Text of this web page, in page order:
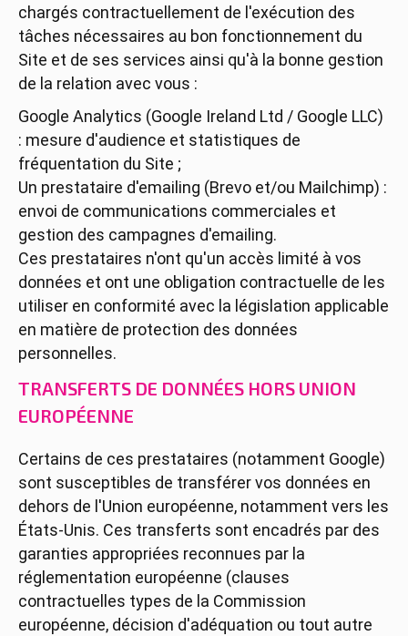
chargés contractuellement de l'exécution des
tâches nécessaires au bon fonctionnement du
Site et de ses services ainsi qu'à la bonne gestion
de la relation avec vous :
Google Analytics (Google Ireland Ltd / Google LLC)
: mesure d'audience et statistiques de
fréquentation du Site ;
Un prestataire d'emailing (Brevo et/ou Mailchimp) :
envoi de communications commerciales et
gestion des campagnes d'emailing.
Ces prestataires n'ont qu'un accès limité à vos
données et ont une obligation contractuelle de les
utiliser en conformité avec la législation applicable
en matière de protection des données
personnelles.
TRANSFERTS DE DONNÉES HORS UNION
EUROPÉENNE
Certains de ces prestataires (notamment Google)
sont susceptibles de transférer vos données en
dehors de l'Union européenne, notamment vers les
États-Unis. Ces transferts sont encadrés par des
garanties appropriées reconnues par la
réglementation européenne (clauses
contractuelles types de la Commission
européenne, décision d'adéquation ou tout autre